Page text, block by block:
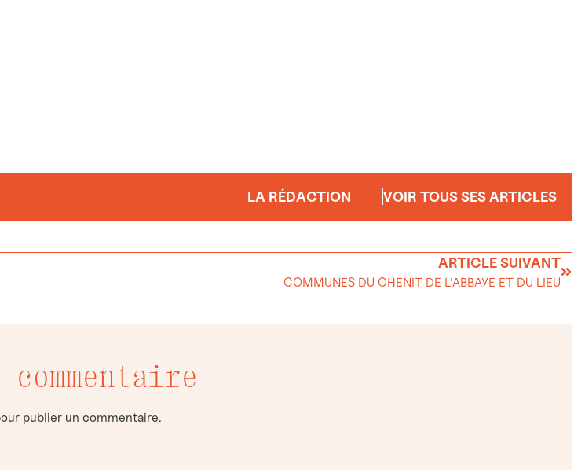
LA RÉDACTION VOIR TOUS SES ARTICLES
ARTICLE SUIVANT
COMMUNES DU CHENIT DE L’ABBAYE ET DU LIEU
publier un commentaire.